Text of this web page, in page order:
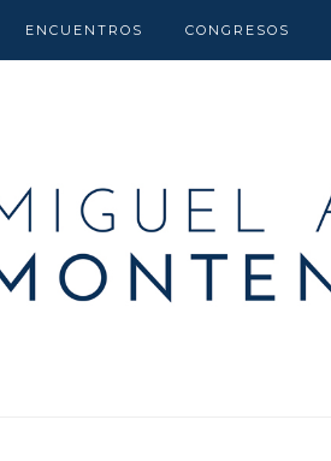
ENCUENTROS CONGRESOS